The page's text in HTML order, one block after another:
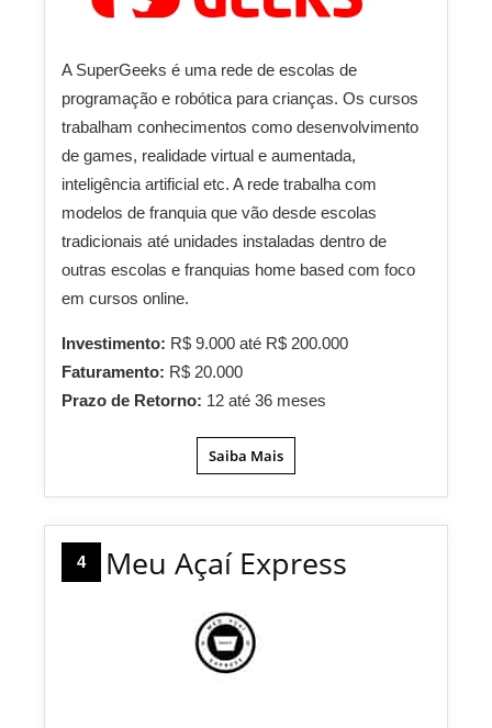
A SuperGeeks é uma rede de escolas de
programação e robótica para crianças. Os cursos
trabalham conhecimentos como desenvolvimento
de games, realidade virtual e aumentada,
inteligência artificial etc. A rede trabalha com
modelos de franquia que vão desde escolas
tradicionais até unidades instaladas dentro de
outras escolas e franquias home based com foco
em cursos online.
Investimento: R$ 9.000 até R$ 200.000
Faturamento: R$ 20.000
Prazo de Retorno: 12 até 36 meses
Saiba Mais
4 Meu Açaí Express